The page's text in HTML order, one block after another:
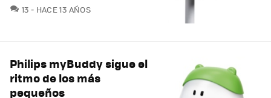
13 COMENTARIOS
HACE 13 AÑOS
Philips myBuddy sigue el
ritmo de los más
pequeños